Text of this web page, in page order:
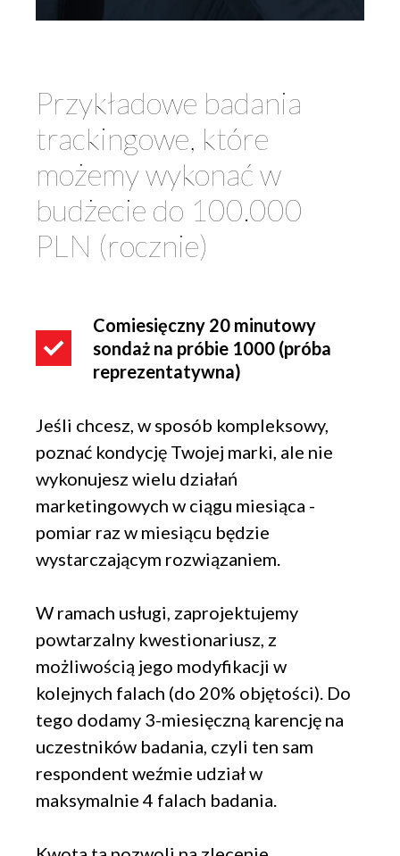
Przykładowe badania
trackingowe, które
możemy wykonać w
budżecie do 100.000
PLN (rocznie)
Comiesięczny 20 minutowy
sondaż na próbie 1000 (próba
reprezentatywna)
Jeśli chcesz, w sposób kompleksowy,
poznać kondycję Twojej marki, ale nie
wykonujesz wielu działań
marketingowych w ciągu miesiąca -
pomiar raz w miesiącu będzie
wystarczającym rozwiązaniem.
W ramach usługi, zaprojektujemy
powtarzalny kwestionariusz, z
możliwością jego modyfikacji w
kolejnych falach (do 20% objętości). Do
tego dodamy 3-miesięczną karencję na
uczestników badania, czyli ten sam
respondent weźmie udział w
maksymalnie 4 falach badania.